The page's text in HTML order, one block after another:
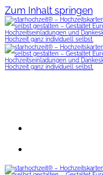
Zum Inhalt springen